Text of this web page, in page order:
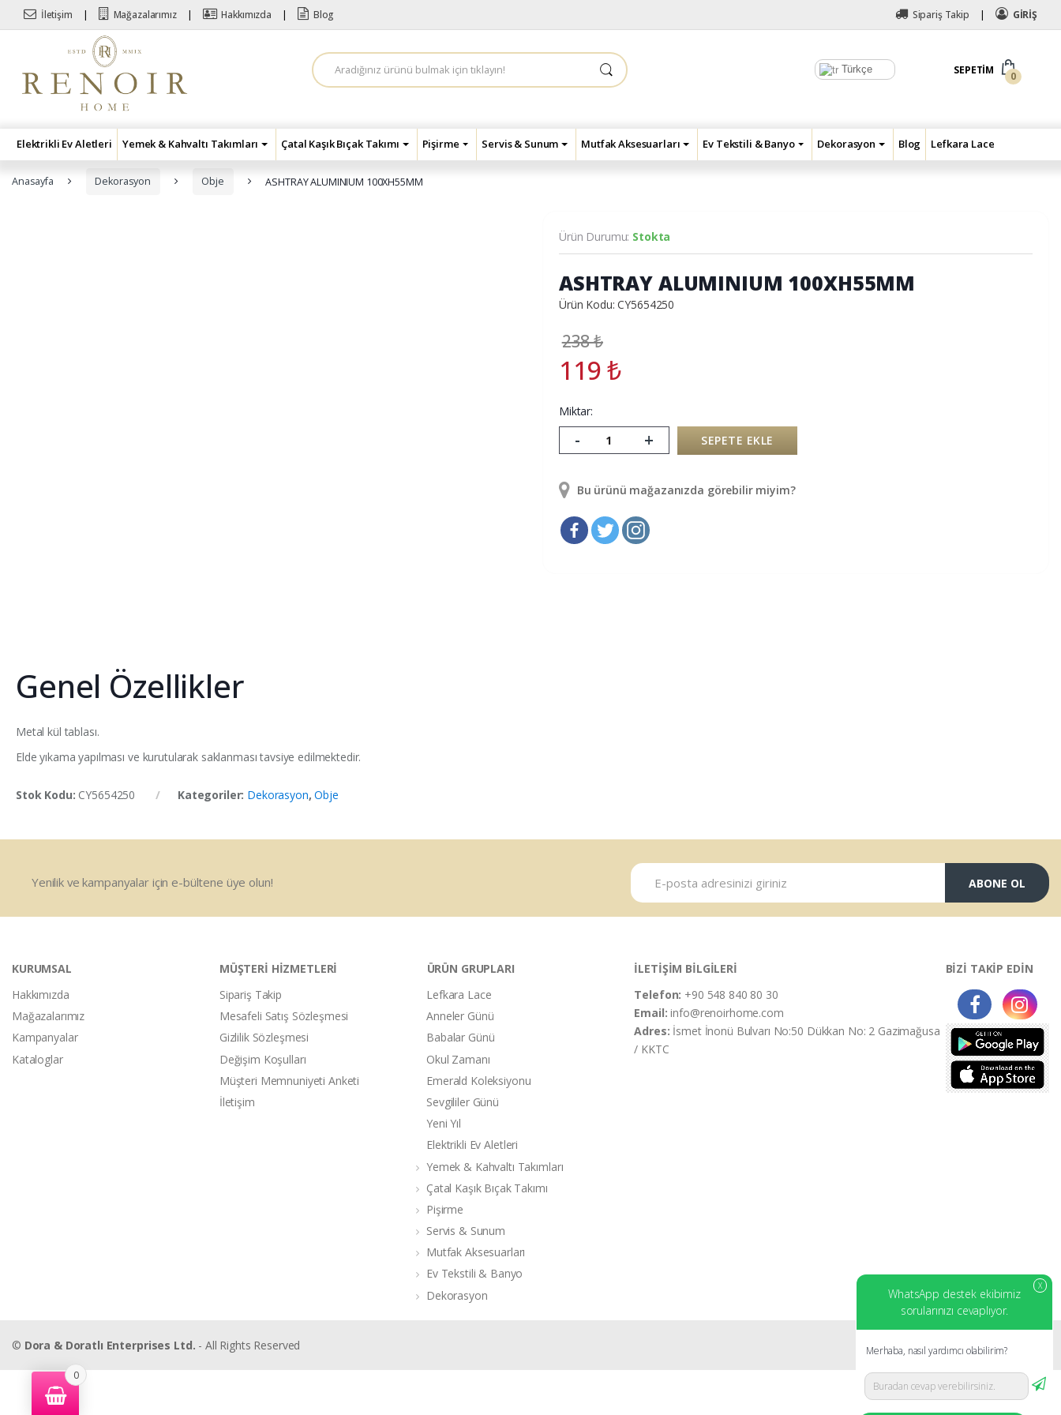
Skip to navigation
Skip to content
İletişim Mağazalarımız Hakkımızda Blog Sipariş Takip GİRİŞ
Türkçe
A
r
a
SEPETIM
0
Elektrikli Ev Aletleri Yemek & Kahvaltı Takımları Çatal Kaşık Bıçak Takımı Pişirme Servis & Sunum Mutfak Aksesuarları Ev Tekstili & Banyo Dekorasyon Blog Lefkara Lace
Anasayfa Dekorasyon Obje ASHTRAY ALUMINIUM 100XH55MM
Genel Özellikler
Metal kül tablası.
Elde yıkama yapılması ve kurutularak saklanması tavsiye edilmektedir.
Stok Kodu: CY5654250 Kategoriler: Dekorasyon,Obje
Ürün Durumu: Stokta
ASHTRAY ALUMINIUM 100XH55MM
Ürün Kodu: CY5654250
238₺
119₺
Miktar:
- + SEPETE EKLE
Bu ürünü mağazanızda görebilir miyim?
Yenilik ve kampanyalar için e-bültene üye olun! ABONE OL
KURUMSAL
Hakkımızda
Mağazalarımız
Kampanyalar
Kataloglar
MÜŞTERİ HİZMETLERİ
Sipariş Takip
Mesafeli Satış Sözleşmesi
Gizlilik Sözleşmesi
Değişim Koşulları
Müşteri Memnuniyeti Anketi
İletişim
ÜRÜN GRUPLARI
Lefkara Lace
Anneler Günü
Babalar Günü
Okul Zamanı
Emerald Koleksiyonu
Sevgililer Günü
Yeni Yıl
Elektrikli Ev Aletleri
Yemek & Kahvaltı Takımları
Çatal Kaşık Bıçak Takımı
Pişirme
Servis & Sunum
Mutfak Aksesuarları
Ev Tekstili & Banyo
Dekorasyon
İLETİŞİM BİLGİLERİ
Telefon: +90 548 840 80 30
Email:info@renoirhome.com
Adres: İsmet İnonü Bulvarı No:50 Dükkan No: 2 Gazimağusa
/ KKTC
BİZİ TAKİP EDİN
© Dora & Doratlı Enterprises Ltd. - All Rights Reserved
0
X
WhatsApp destek ekibimiz
sorularınızı cevaplıyor.
Merhaba, nasıl yardımcı olabilirim?